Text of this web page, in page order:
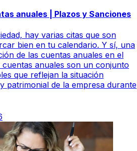
anuales | Plazos y Sanciones
hay varias citas que son
bien en tu calendario. Y sí, una
de las cuentas anuales en el
cuentas anuales son un conjunto
que reflejan la situación
patrimonial de la empresa durante